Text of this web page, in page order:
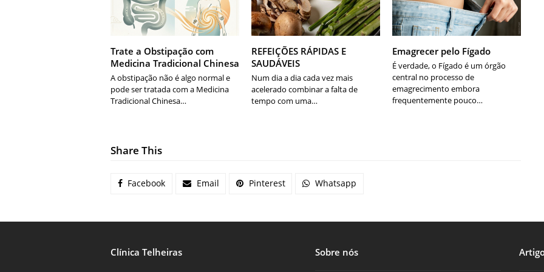
Trate a Obstipação com
Medicina Tradicional Chinesa
A obstipação não é algo normal e
pode ser tratada com a Medicina
Tradicional Chinesa…
REFEIÇÕES RÁPIDAS E
SAUDÁVEIS
Num dia a dia cada vez mais
acelerado combinar a falta de
tempo com uma…
Emagrecer pelo Fígado
É verdade, o Fígado é um órgão
central no processo de
emagrecimento embora
frequentemente pouco…
Share This
Facebook Email Pinterest Whatsapp
Clínica Telheiras Sobre nós